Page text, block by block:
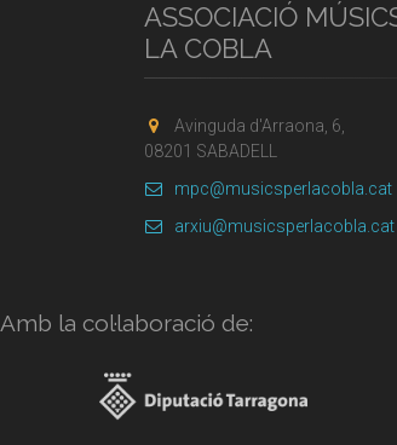
ASSOCIACIÓ
LA COBLA
Avinguda d'Arraona, 6,
08201 SABADELL
mpc@musicsperlacobla.cat
arxiu@musicsperlacobla.cat
Amb la col·laboració de: